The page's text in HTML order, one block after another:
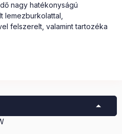
nagy hatékonyságú
lemezburkolattal,
felszerelt, valamint tartozéka
engedély
készüléket, illetve használni